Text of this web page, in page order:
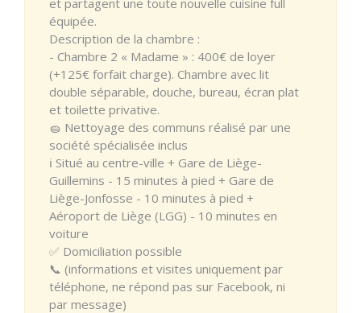
équipée.
Description de la chambre :
- Chambre 2 « Madame » : 400€ de loyer
(+125€ forfait charge). Chambre avec lit
double séparable, douche, bureau, écran plat
et toilette privative.
🧽 Nettoyage des communs réalisé par une
société spécialisée inclus
ℹ️ Situé au centre-ville + Gare de Liège-
Guillemins - 15 minutes à pied + Gare de
Liège-Jonfosse - 10 minutes à pied +
Aéroport de Liège (LGG) - 10 minutes en
voiture
✅ Domiciliation possible
📞 (informations et visites uniquement par
téléphone, ne répond pas sur Facebook, ni
par message)